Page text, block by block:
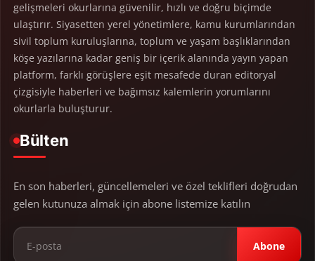
gelişmeleri okurlarına güvenilir, hızlı ve doğru biçimde
ulaştırır. Siyasetten yerel yönetimlere, kamu kurumlarından
sivil toplum kuruluşlarına, toplum ve yaşam başlıklarından
köşe yazılarına kadar geniş bir içerik alanında yayın yapan
platform, farklı görüşlere eşit mesafede duran editoryal
çizgisiyle haberleri ve bağımsız kalemlerin yorumlarını
okurlarla buluşturur.
Bülten
En son haberleri, güncellemeleri ve özel teklifleri doğrudan
gelen kutunuza almak için abone listemize katılın
Abone